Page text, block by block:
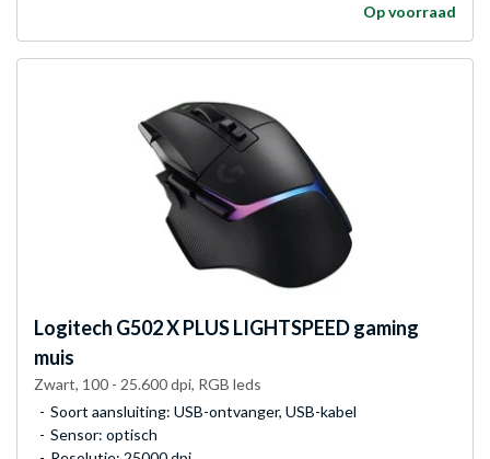
Op voorraad
Logitech G502 X PLUS LIGHTSPEED gaming
muis
Zwart, 100 - 25.600 dpi, RGB leds
Soort aansluiting: USB-ontvanger, USB-kabel
Sensor: optisch